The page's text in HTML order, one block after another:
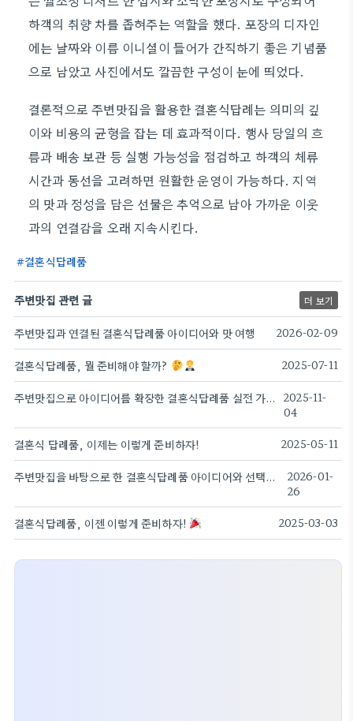
하객의 취향 차를 좁혀주는 역할을 했다. 포장의 디자인
에는 날짜와 이름 이니셜이 들어가 간직하기 좋은 기념품
으로 남았고 사진에서도 깔끔한 구성이 눈에 띄었다.
결론적으로 주변맛집을 활용한 결혼식답례는 의미의 깊
이와 비용의 균형을 잡는 데 효과적이다. 행사 당일의 흐
름과 배송 보관 등 실행 가능성을 점검하고 하객의 체류
시간과 동선을 고려하면 원활한 운영이 가능하다. 지역
의 맛과 정성을 담은 선물은 추억으로 남아 가까운 이웃
과의 연결감을 오래 지속시킨다.
결혼식답례품
주변맛집 관련 글 더 보기
주변맛집과 연결된 결혼식답례품 아이디어와 맛 여행 2026-02-09
결혼식답례품, 뭘 준비해야 할까? 2025-07-11
주변맛집으로 아이디어를 확장한 결혼식답례품 실전 가이드
2025-11-
04
결혼식 답례품, 이제는 이렇게 준비하자! 2025-05-11
주변맛집을 바탕으로 한 결혼식답례품 아이디어와 선택법과 실전 팁
2026-01-
26
결혼식답례품, 이젠 이렇게 준비하자! 2025-03-03